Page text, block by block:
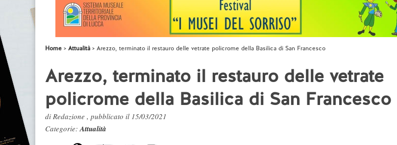
Home Attualità Arezzo, terminato il restauro delle vetrate policrome della Basilica di San Francesco
Arezzo, terminato il restauro delle vetrate
policrome della Basilica di San Francesco
di Redazione , pubblicato il 15/03/2021
Categorie:Attualità